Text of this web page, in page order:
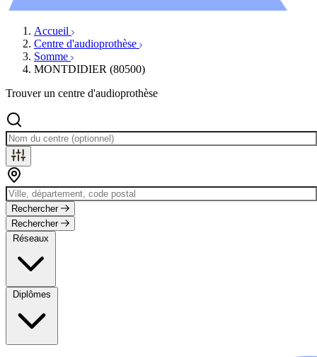
Accueil
Centre d'audioprothèse
Somme
MONTDIDIER (80500)
Trouver un centre d'audioprothèse
Rechercher
Rechercher
Réseaux
Diplômes